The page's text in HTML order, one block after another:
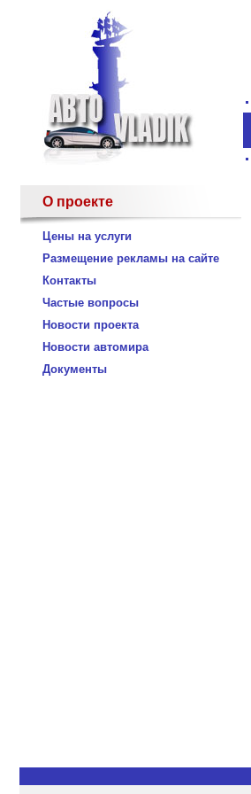
О проекте
Цены на услуги
Размещение рекламы на сайте
Контакты
Частые вопросы
Новости проекта
Новости автомира
Документы